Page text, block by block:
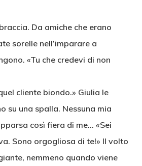
Da amiche che erano
sorelle nell’imparare a
«Tu che credevi di non
cliente biondo.» Giulia le
su una spalla. Nessuna mia
così fiera di me… «Sei
Sono orgogliosa di te!» Il volto
nemmeno quando viene